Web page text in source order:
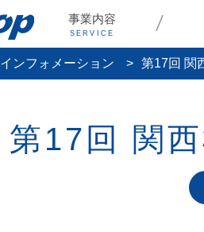
事業内容
SERVICE
インフォメーション
第17回 関
第17回 関